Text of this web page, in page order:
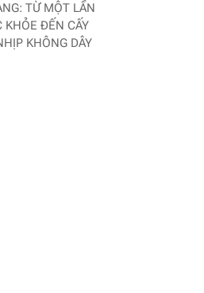
TỪ MỘT LẦN
KHỎE ĐẾN CẤY
KHÔNG DÂY